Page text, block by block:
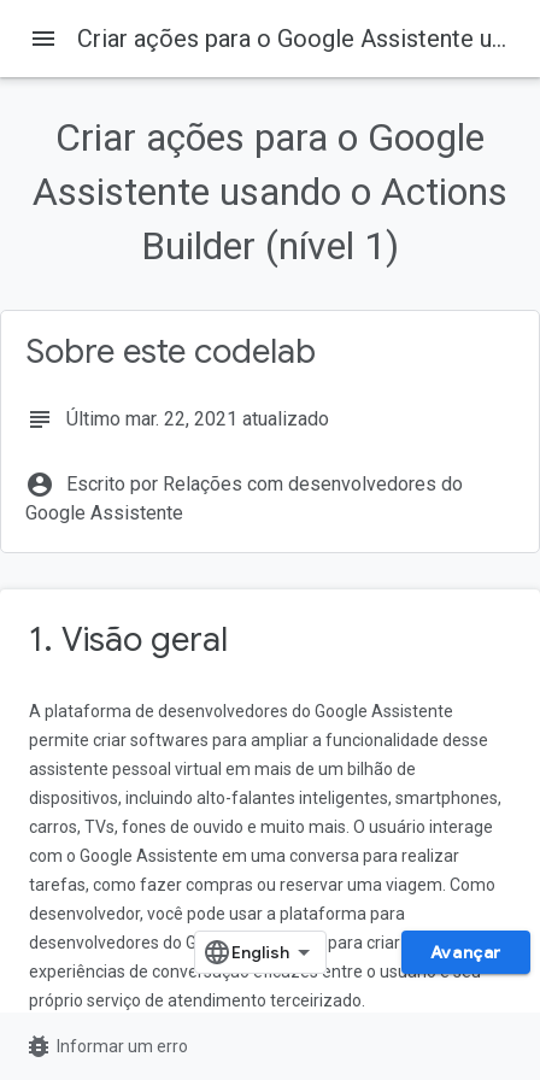
menu Criar ações para o Google Assistente usando o Actions Builder (nível 1)
Criar ações para o Google
Assistente usando o Actions
Builder (nível 1)
Sobre este codelab
subject Último mar. 22, 2021 atualizado
account_circle
Escrito por Relações com desenvolvedores do
Google Assistente
1. Visão geral
A plataforma de desenvolvedores do Google Assistente
permite criar softwares para ampliar a funcionalidade desse
assistente pessoal virtual em mais de um bilhão de
dispositivos, incluindo alto-falantes inteligentes, smartphones,
carros, TVs, fones de ouvido e muito mais. O usuário interage
com o Google Assistente em uma conversa para realizar
tarefas, como fazer compras ou reservar uma viagem. Como
desenvolvedor, você pode usar a plataforma para
desenvolvedores do Google Assistente para criar e gerenciar
experiências de conversação eficazes entre o usuário e seu
próprio serviço de atendimento terceirizado.
Este codelab aborda conceitos de nível básico de
Avançar
bug_report Informar um erro